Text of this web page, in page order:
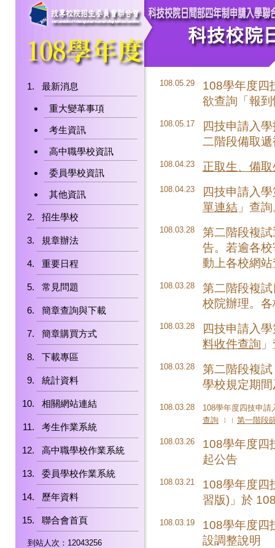
最新消息
重大變革事項
考生資訊
高中職學校資訊
委員學校資訊
其他資訊
招生學校
規章辦法
重要日程
常見問題
簡章查詢與下載
簡章購買方式
下載專區
統計資料
相關網站連結
考生作業系統
高中職學校作業系統
委員學校作業系統
歷年資料
聯合會首頁
到站人次：12043256
108.05.29
108學年度四
欲查詢「報
108.05.17
四技申請入
二階段備取
108.04.23 正取生、備
108.04.23
四技申請入
單連結 」查
108.03.28
第二階段複
告。若逾各
動上各校網
108.03.28
第二階段複
校院辦理。
108.03.28
四技申請入
料收件查詢
108.03.28
第二階段複試
學校規定期
108.03.28
108學年度四技申請
查詢 ﹞﹝ 第一階段
108.03.26
108學年度四
起公告
108.03.21
108學年度四
習版) 」於
108.03.19
108學年度四
設調整說明